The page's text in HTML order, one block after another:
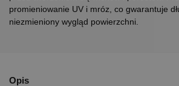
promieniowanie UV i mróz, co gwarantuje
niezmieniony wygląd powierzchni.
Opis